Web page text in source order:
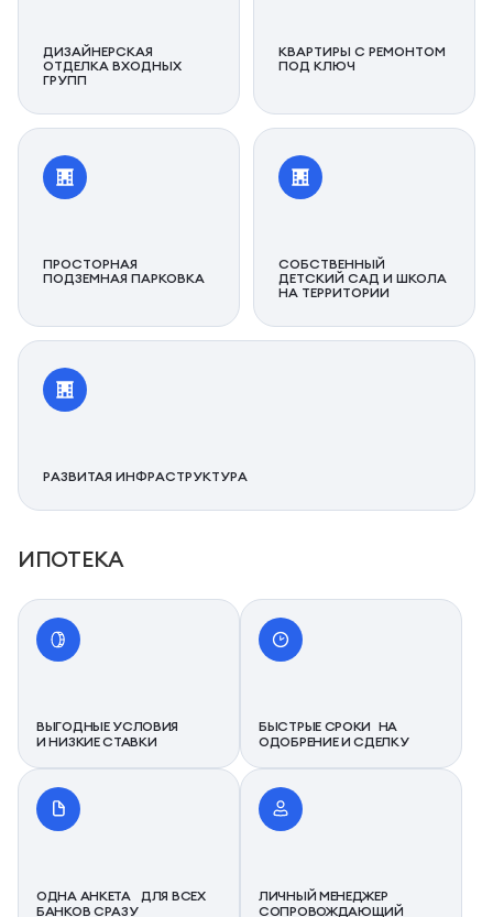
ДИЗАЙНЕРСКАЯ
ОТДЕЛКА ВХОДНЫХ
ГРУПП
КВАРТИРЫ С РЕМОНТОМ
ПОД КЛЮЧ
ПРОСТОРНАЯ
ПОДЗЕМНАЯ ПАРКОВКА
СОБСТВЕННЫЙ
ДЕТСКИЙ САД И ШКОЛА
НА ТЕРРИТОРИИ
РАЗВИТАЯ ИНФРАСТРУКТУРА
ИПОТЕКА
ВЫГОДНЫЕ УСЛОВИЯ
И НИЗКИЕ СТАВКИ
БЫСТРЫЕ СРОКИ НА
ОДОБРЕНИЕ И СДЕЛКУ
ОДНА АНКЕТА ДЛЯ ВСЕХ
БАНКОВ СРАЗУ
ЛИЧНЫЙ МЕНЕДЖЕР
СОПРОВОЖДАЮЩИЙ